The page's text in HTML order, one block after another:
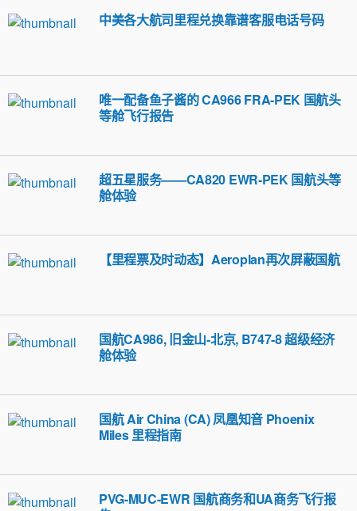
中美各大航司里程兑换靠谱客服电话号码
唯一配备鱼子酱的 CA966 FRA-PEK 国航头
等舱飞行报告
超五星服务——CA820 EWR-PEK 国航头等
舱体验
【里程票及时动态】Aeroplan再次屏蔽国航
国航CA986, 旧金山-北京, B747-8 超级经济
舱体验
国航 Air China (CA) 凤凰知音 Phoenix
Miles 里程指南
PVG-MUC-EWR 国航商务和UA商务飞行报